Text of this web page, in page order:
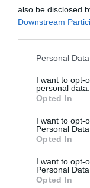
also be disclosed
Downstream
Personal
I want to opt-
personal data.
Opted In
I want to opt-
Personal Data.
Opted In
I want to opt-
Personal
Opted In
Κατερίνας
Γιώργο
Καρυοφυλλιά
Καραμπέτη στο